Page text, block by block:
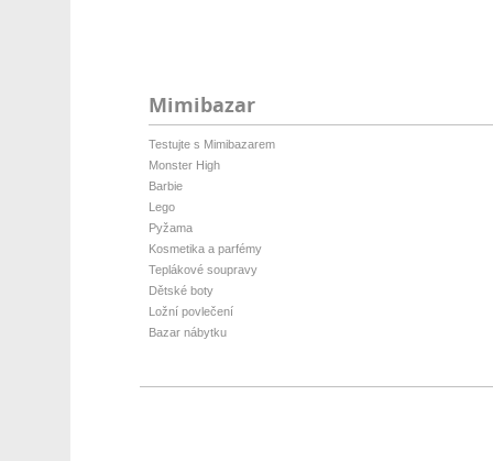
Mimibazar
Testujte s Mimibazarem
Monster High
Barbie
Lego
Pyžama
Kosmetika a parfémy
Teplákové soupravy
Dětské boty
Ložní povlečení
Bazar nábytku